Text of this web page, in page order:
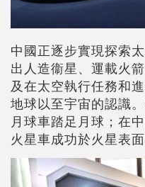
中國正逐步實現探索
出人造衞星、運載火
及在太空執行任務和
地球以至宇宙的認識
月球車踏足月球；在
火星車成功於火星表面